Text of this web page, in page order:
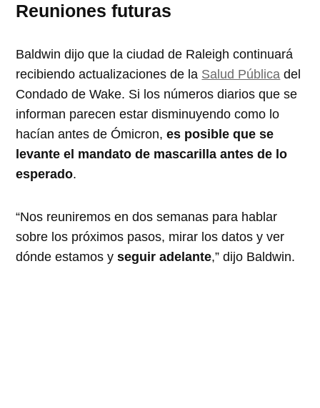
Reuniones futuras
Baldwin dijo que la ciudad de Raleigh continuará
recibiendo actualizaciones de la Salud Pública del
Condado de Wake. Si los números diarios que se
informan parecen estar disminuyendo como lo
hacían antes de Ómicron,es posible que se
levante el mandato de mascarilla antes de lo
esperado.
“Nos reuniremos en dos semanas para hablar
sobre los próximos pasos, mirar los datos y ver
dónde estamos yseguir adelante,” dijo Baldwin.